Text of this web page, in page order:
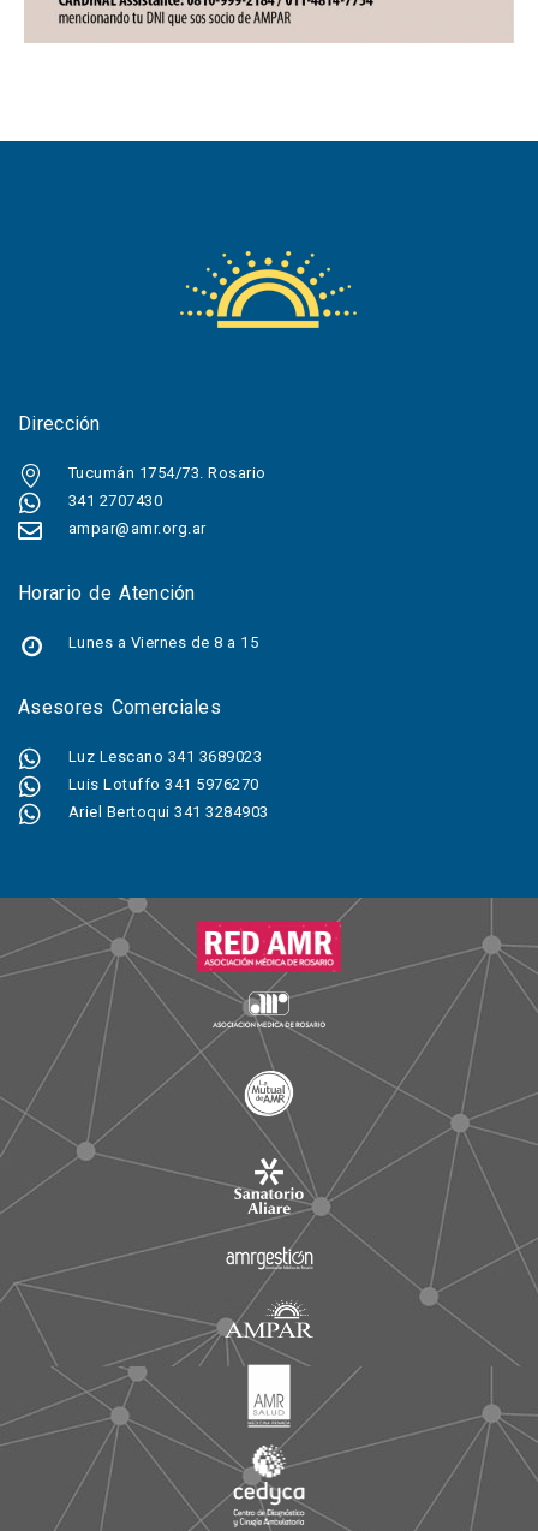
Dirección
Tucumán 1754/73. Rosario
341 2707430
ampar@amr.org.ar
Horario de Atención
Lunes a Viernes de 8 a 15
Asesores Comerciales
Luz Lescano 341 3689023
Luis Lotuffo 341 5976270
Ariel Bertoqui 341 3284903